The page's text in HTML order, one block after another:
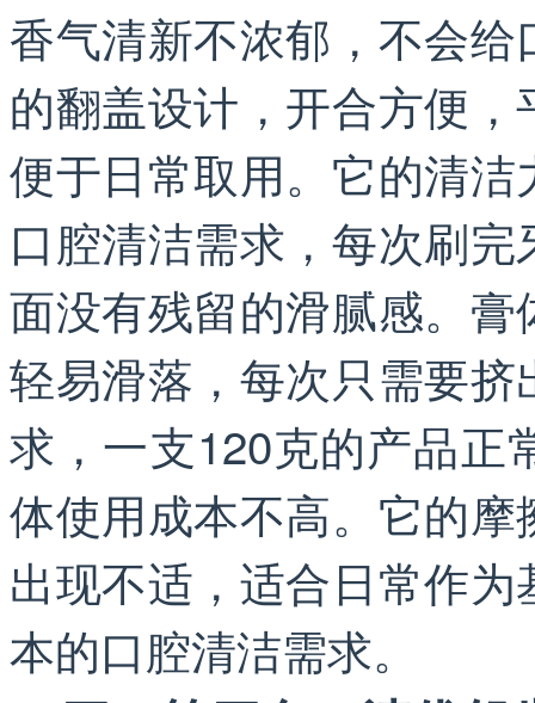
香气清新不浓郁，不会
的翻盖设计，开合方便
便于日常取用。它的清
口腔清洁需求，每次刷
面没有残留的滑腻感。
轻易滑落，每次只需要
求，一支120克的产品正
体使用成本不高。它的
出现不适，适合日常作
本的口腔清洁需求。